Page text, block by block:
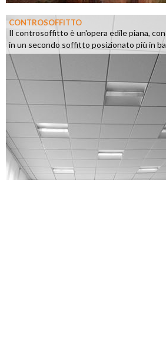
CONTROSOFFITTO
Il controsoffitto è un'opera edile piana,
in un secondo soffitto posizionato più in